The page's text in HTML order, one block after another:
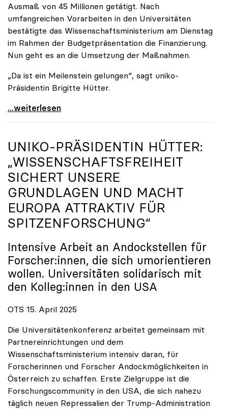
Ausmaß von 45 Millionen getätigt. Nach
umfangreichen Vorarbeiten in den Universitäten
bestätigte das Wissenschaftsministerium am Dienstag
im Rahmen der Budgetpräsentation die Finanzierung.
Nun geht es an die Umsetzung der Maßnahmen.
„Da ist ein Meilenstein gelungen“, sagt uniko-
Präsidentin Brigitte Hütter.
Universitäten wappnen sich gegen zunehmende Gefahr
...weiterlesen
UNIKO-PRÄSIDENTIN HÜTTER:
„WISSENSCHAFTSFREIHEIT
SICHERT UNSERE
GRUNDLAGEN UND MACHT
EUROPA ATTRAKTIV FÜR
SPITZENFORSCHUNG“
Intensive Arbeit an Andockstellen für
Forscher:innen, die sich umorientieren
wollen. Universitäten solidarisch mit
den Kolleg:innen in den USA
OTS 15. April 2025
Die Universitätenkonferenz arbeitet gemeinsam mit
Partnereinrichtungen und dem
Wissenschaftsministerium intensiv daran, für
Forscherinnen und Forscher Andockmöglichkeiten in
Österreich zu schaffen. Erste Zielgruppe ist die
Forschungscommunity in den USA, die sich nahezu
täglich neuen Repressalien der Trump-Administration